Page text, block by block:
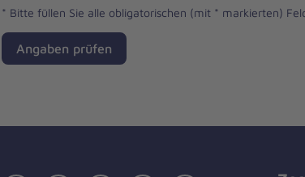
* Bitte füllen Sie alle obligatorischen (mit * markierten)
Angaben prüfen